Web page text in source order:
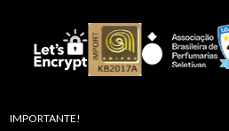
IMPORTANTE!